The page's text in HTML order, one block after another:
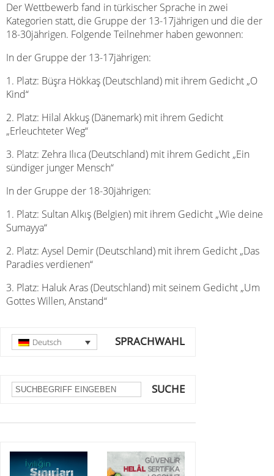
Der Wettbewerb fand in türkischer Sprache in zwei
Kategorien statt, die Gruppe der 13-17jährigen und die der
18-30jährigen. Folgende Teilnehmer haben gewonnen:
In der Gruppe der 13-17jährigen:
1. Platz: Büşra Hökkaş (Deutschland) mit ihrem Gedicht „O
Kind“
2. Platz: Hilal Akkuş (Dänemark) mit ihrem Gedicht
„Erleuchteter Weg“
3. Platz: Zehra Ilıca (Deutschland) mit ihrem Gedicht „Ein
sündiger junger Mensch“
In der Gruppe der 18-30jährigen:
1. Platz: Sultan Alkış (Belgien) mit ihrem Gedicht „Wie deine
Sumayya“
2. Platz: Aysel Demir (Deutschland) mit ihrem Gedicht „Das
Paradies verdienen“
3. Platz: Haluk Aras (Deutschland) mit seinem Gedicht „Um
Gottes Willen, Anstand“
SPRACHWAHL
Deutsch
SUCHE